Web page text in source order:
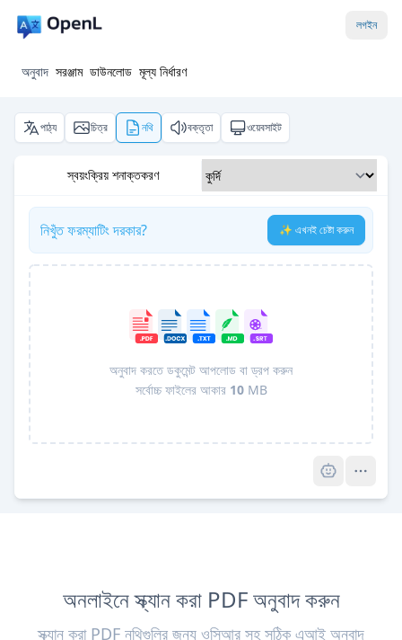
লগইন
অনুবাদ সরঞ্জাম ডাউনলোড মূল্য নির্ধারণ
পাঠ্য চিত্র নথি বক্তৃতা ওয়েবসাইট
স্বয়ংক্রিয় শনাক্তকরণ
নিখুঁত ফরম্যাটিং দরকার? ✨ এখনই চেষ্টা করুন
অনুবাদ করতে ডকুমেন্ট আপলোড বা ড্রপ করুন
সর্বোচ্চ ফাইলের আকার 10MB
অনলাইনে স্ক্যান করা PDF অনুবাদ করুন
স্ক্যান করা PDF নথিগুলির জন্য ওসিআর সহ সঠিক এআই অনুবাদ